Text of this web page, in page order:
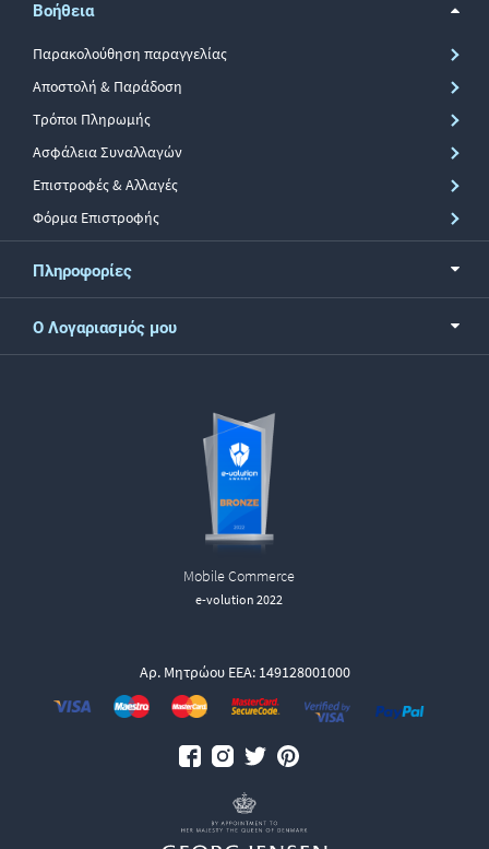
Βοήθεια
Παρακολούθηση παραγγελίας
Αποστολή & Παράδοση
Τρόποι Πληρωμής
Ασφάλεια Συναλλαγών
Επιστροφές & Αλλαγές
Φόρμα Επιστροφής
Πληροφορίες
Ο Λογαριασμός μου
Mobile Commerce
e-volution 2022
Αρ. Μητρώου ΕΕΑ: 149128001000